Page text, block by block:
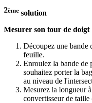
2ème solution
Mesurer son tour de doigt
Découpez une bande
feuille.
Enroulez la bande de
souhaitez porter la
au niveau de
Mesurez la longueur
convertisseur de taille